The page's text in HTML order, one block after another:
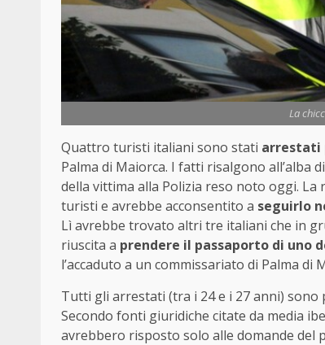
La
Quattro turisti italiani sono stati arrestati
Palma di Maiorca. I fatti risalgono all’alba
della vittima alla Polizia reso noto oggi. La
turisti e avrebbe acconsentito a seguirlo
Lì avrebbe trovato altri tre italiani che in
riuscita a prendere il passaporto di uno
l’accaduto a un commissariato di Palma di
Tutti gli arrestati (tra i 24 e i 27 anni)
Secondo fonti giuridiche citate da media
avrebbero risposto solo alle domande del